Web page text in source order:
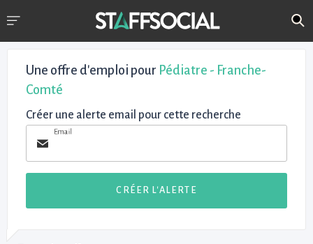
Une offre d'emploi pour Pédiatre - Franche-
Comté
Créer une alerte email pour cette recherche
Email
CRÉER L'ALERTE